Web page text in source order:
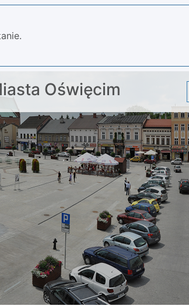
Oświęcim